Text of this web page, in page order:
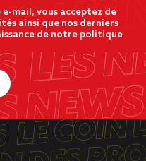
mail, vous acceptez de
ainsi que nos derniers
de notre politique